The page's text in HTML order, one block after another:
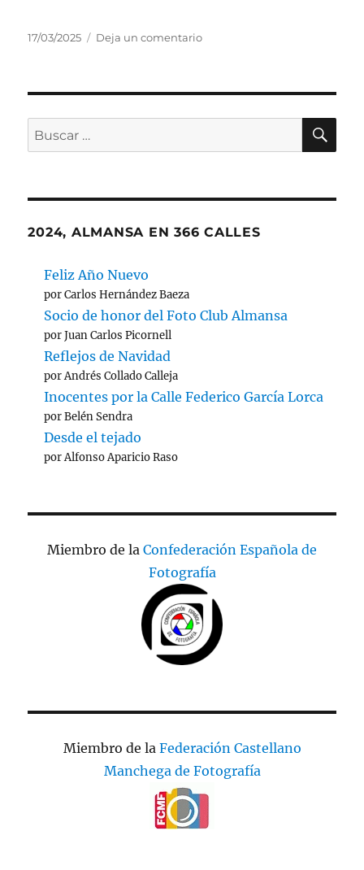
Publicado
17/03/2025 Deja un comentarioen
2025)
Almansa
Buscar
por:
2024, ALMANSA EN 366 CALLES
Feliz Año Nuevo
por Carlos Hernández Baeza
Socio de honor del Foto Club Almansa
por Juan Carlos Picornell
Reflejos de Navidad
por Andrés Collado Calleja
Inocentes por la Calle Federico García Lorca
por Belén Sendra
Desde el tejado
por Alfonso Aparicio Raso
Miembro de la Confederación Española de
Fotografía
Miembro de la Federación Castellano
Manchega de Fotografía